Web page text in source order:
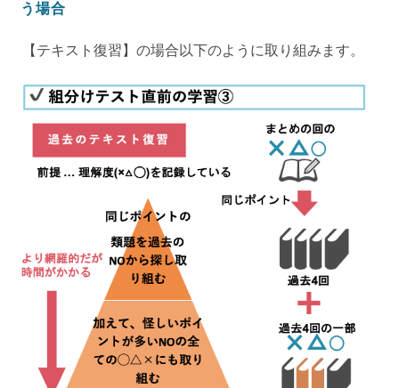
う場合
【テキスト復習】の場合以下のように取り組みます。